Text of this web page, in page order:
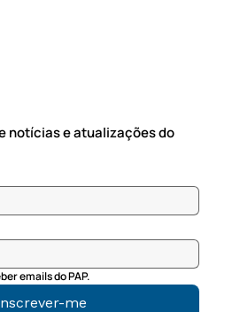
notícias e atualizações do
emails do PAP.
me